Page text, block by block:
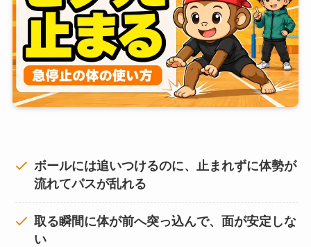
ボールには追いつけるのに、止まれずに体勢が
流れてパスが乱れる
取る瞬間に体が前へ突っ込んで、面が安定しな
い